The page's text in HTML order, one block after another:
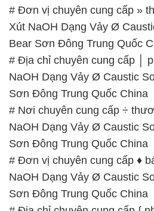
# Đơn vị chuyên cung cấp »
Xút NaOH Dạng Vảy Ø
Bear Sơn Đông Trung Quốc
# Địa chỉ chuyên cung cấp │
NaOH Dạng Vảy Ø Caustic
Sơn Đông Trung Quốc China
# Nơi chuyên cung cấp ÷
NaOH Dạng Vảy Ø Caustic
Sơn Đông Trung Quốc China
# Đơn vị chuyên cung cấp ♦
NaOH Dạng Vảy Ø Caustic
Sơn Đông Trung Quốc China